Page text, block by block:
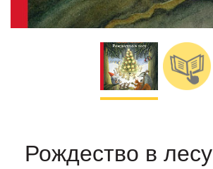
Рождество в лесу